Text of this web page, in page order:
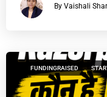
By Vaishali
FUNDINGRAISED